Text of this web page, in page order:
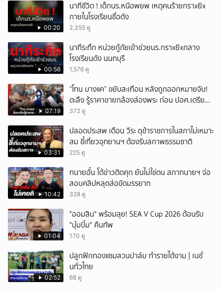
00:20
นาทีชีวิต ! เด็กนร.หนีอพยพ เหตุคนร้ายกราxยิx
ภายในโรงเรียนชื่อดัง
2,355 ดู
00:56
นาทีระทึก หน่วยกู้ภัยเข้าช่วยนร.กราxยิxกลาง
โรงเรียนดัง นนทบุรี
1,576 ดู
07:19
“โทน บางแค” ขยับสะเทือน หลังถูกออกหมายจับ!
ตะลึง รู้ราคาขายกล้องส่องพระ ก่อน ปอศ.เตรียม
บุกรวบ?
372 ดู
03:31
ปลอดประสพ เตือน วีระ ดุข้าราชการในสภาไม่เหมาะ
สม ชี้เที่ยวอุทยานฯ ต้องรับสภาพธรรมชาติ
225 ดู
10:42
ทนายอั๋น โต้ข่าวติดคุก ยันไม่ใช่ตน สภาทนายฯ จ่อ
สอบคลิปหลุดส่อขัดมรรยาท
328 ดู
01:04
"ออมสิน" พร้อมลุย! SEA V Cup 2026 ต้อนรับ
"บุ๋มบิ๋ม" คืนทัพ
170 ดู
02:52
ปลูกฟักทองแซมสวนปาล์ม ทำรายได้งาม | เนชั่
นทั่วไทย
68 ดู